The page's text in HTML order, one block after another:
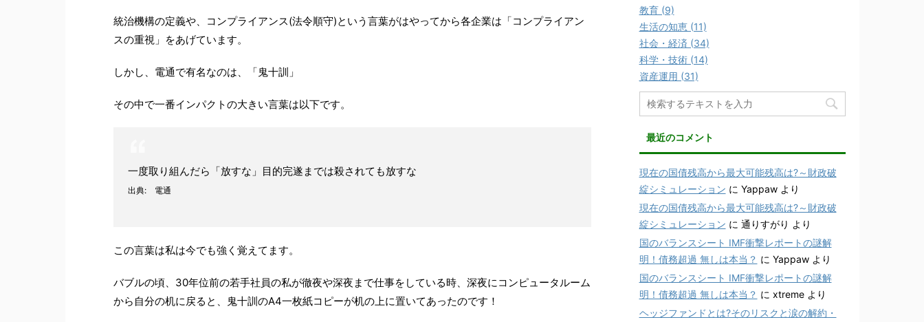
統治機構の定義や、コンプライアンス(法令順守)という言葉がはやってから各企業は「コンプライアン
スの重視」をあげています。
しかし、電通で有名なのは、「鬼十訓」
その中で一番インパクトの大きい言葉は以下です。
一度取り組んだら「放すな」目的完遂までは殺されても放すな
出典: 電通
この言葉は私は今でも強く覚えてます。
バブルの頃、30年位前の若手社員の私が徹夜や深夜まで仕事をしている時、深夜にコンピュータルーム
から自分の机に戻ると、鬼十訓のA4一枚紙コピーが机の上に置いてあったのです！
教育 (9)
生活の知恵 (11)
社会・経済 (34)
科学・技術 (14)
資産運用 (31)
最近のコメント
現在の国債残高から最大可能残高は?～財政破
綻シミュレーション に Yappawより
現在の国債残高から最大可能残高は?～財政破
綻シミュレーション に 通りすがり より
国のバランスシート IMF衝撃レポートの謎解
明！債務超過 無しは本当？ に Yappawより
国のバランスシート IMF衝撃レポートの謎解
明！債務超過 無しは本当？ に xtremeより
ヘッジファンドとは?そのリスクと涙の解約・